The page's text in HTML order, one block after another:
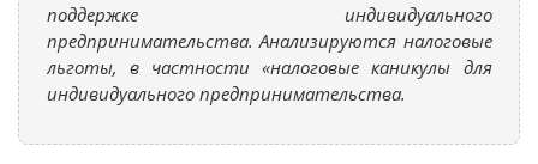
поддержке индивидуального
предпринимательства. Анализируются налоговые
льготы, в частности «налоговые каникулы для
индивидуального предпринимательства.